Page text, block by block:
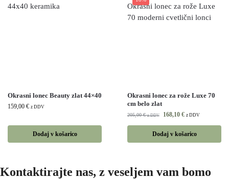
Okrasni lonec Beauty zlat 44×40
159,00 € z DDV
Dodaj v košarico
Okrasni lonec za rože Luxe 70
cm belo zlat
205,00€ z DDV 168,10 € z DDV
Dodaj v košarico
Kontaktirajte nas, z veseljem vam bomo